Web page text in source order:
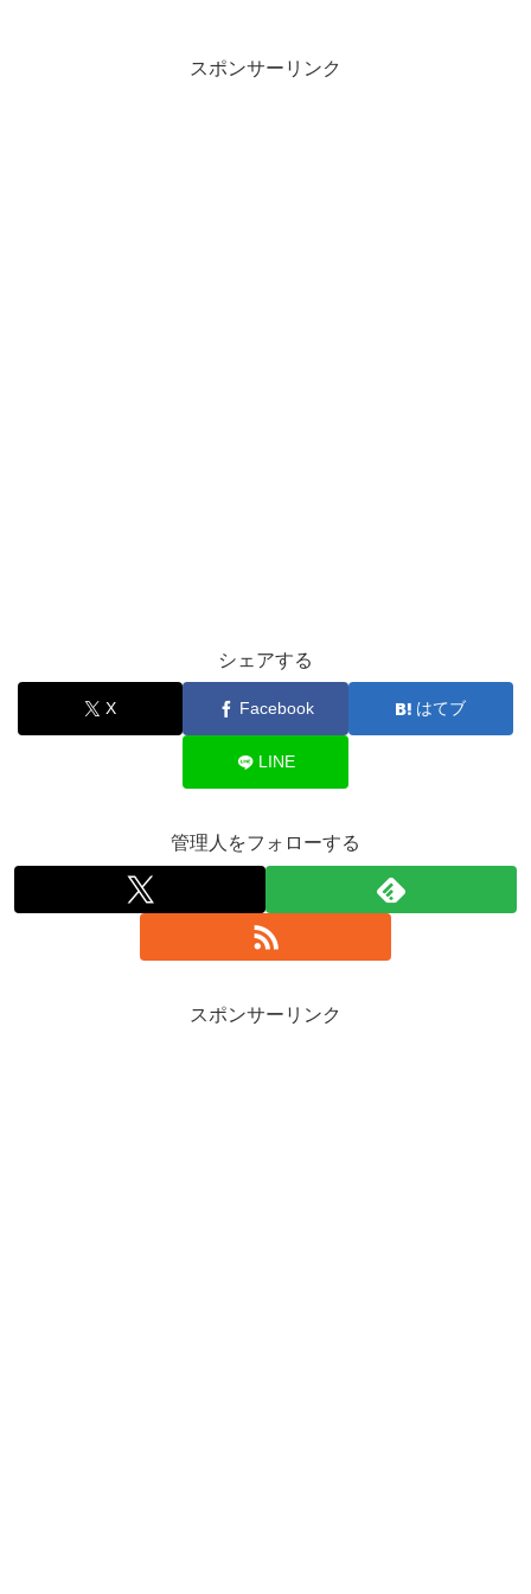
スポンサーリンク
シェアする
X Facebook はてブ
LINE
管理人をフォローする
スポンサーリンク